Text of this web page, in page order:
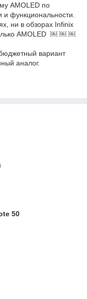
AMOLED по
и функциональности.
ни в обзорах Infinix
AMOLED ￼ ￼ ￼
вариант
аналог.
50